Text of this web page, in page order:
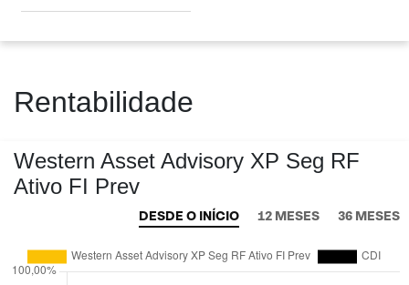
Rentabilidade
Western Asset Advisory XP Seg RF
Ativo FI Prev
DESDE O INÍCIO 12 MESES 36 MESES